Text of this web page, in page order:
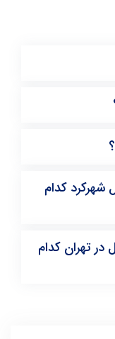
شهرکرد کدام
در تهران کدام